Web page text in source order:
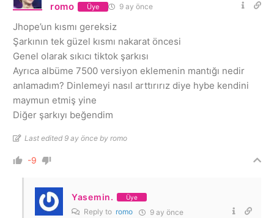
romo Üye 9 ay önce
Jhope’un kısmı gereksiz
Şarkının tek güzel kısmı nakarat öncesi
Genel olarak sıkıcı tiktok şarkısı
Ayrıca albüme 7500 versiyon eklemenin mantığı nedir
anlamadım? Dinlemeyi nasıl arttırırız diye hybe kendini
maymun etmiş yine
Diğer şarkıyı beğendim
Last edited 9 ay önce by romo
-9
Yasemin. Üye
Reply to romo 9 ay önce